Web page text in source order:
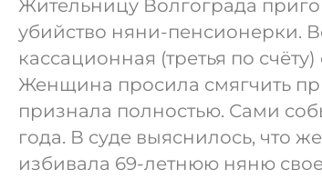
Жительницу Волгограда
убийство няни-пенсионерки.
кассационная (третья по
Женщина просила смягчить
признала полностью. Сами
года. В суде выяснилось, что
избивала 69-летнюю няню